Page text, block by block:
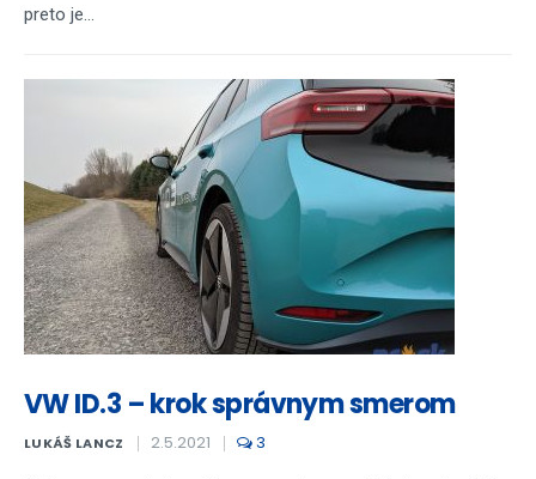
preto je...
VW ID.3 – krok správnym smerom
LUKÁŠ LANCZ 2.5.2021 3